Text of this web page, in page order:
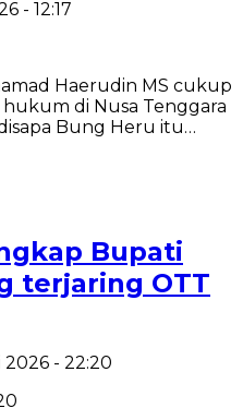
- 12:17
Haerudin MS cukup
di Nusa Tenggara
Bung Heru itu…
Bupati
terjaring OTT
2026 - 22:20